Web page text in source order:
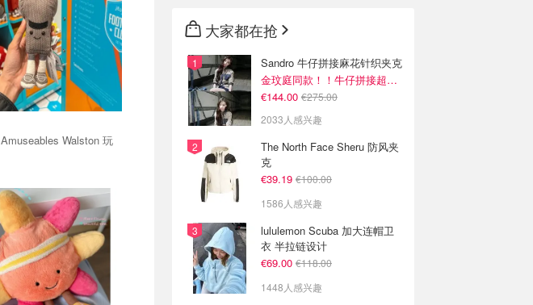
大家都在抢
Sandro 牛仔拼接麻花针织夹克
金玟庭同款！！牛仔拼接超有层次感
€144.00 €275.00
2033人感兴趣
The North Face Sheru 防风夹
克
€39.19 €100.00
1586人感兴趣
lululemon Scuba 加大连帽卫
衣 半拉链设计
€69.00 €118.00
1448人感兴趣